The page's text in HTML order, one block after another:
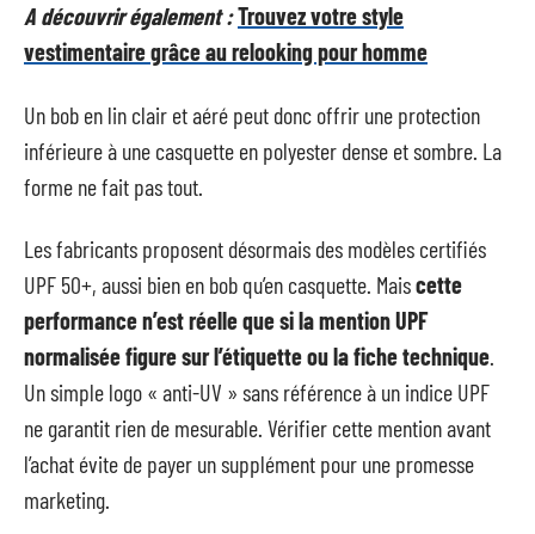
A découvrir également :Trouvez votre style
vestimentaire grâce au relooking pour homme
Un bob en lin clair et aéré peut donc offrir une protection
inférieure à une casquette en polyester dense et sombre. La
forme ne fait pas tout.
Les fabricants proposent désormais des modèles certifiés
UPF 50+, aussi bien en bob qu’en casquette. Maiscette
performance n’est réelle que si la mention UPF
normalisée figure sur l’étiquette ou la fiche technique.
Un simple logo « anti-UV » sans référence à un indice UPF
ne garantit rien de mesurable. Vérifier cette mention avant
l’achat évite de payer un supplément pour une promesse
marketing.